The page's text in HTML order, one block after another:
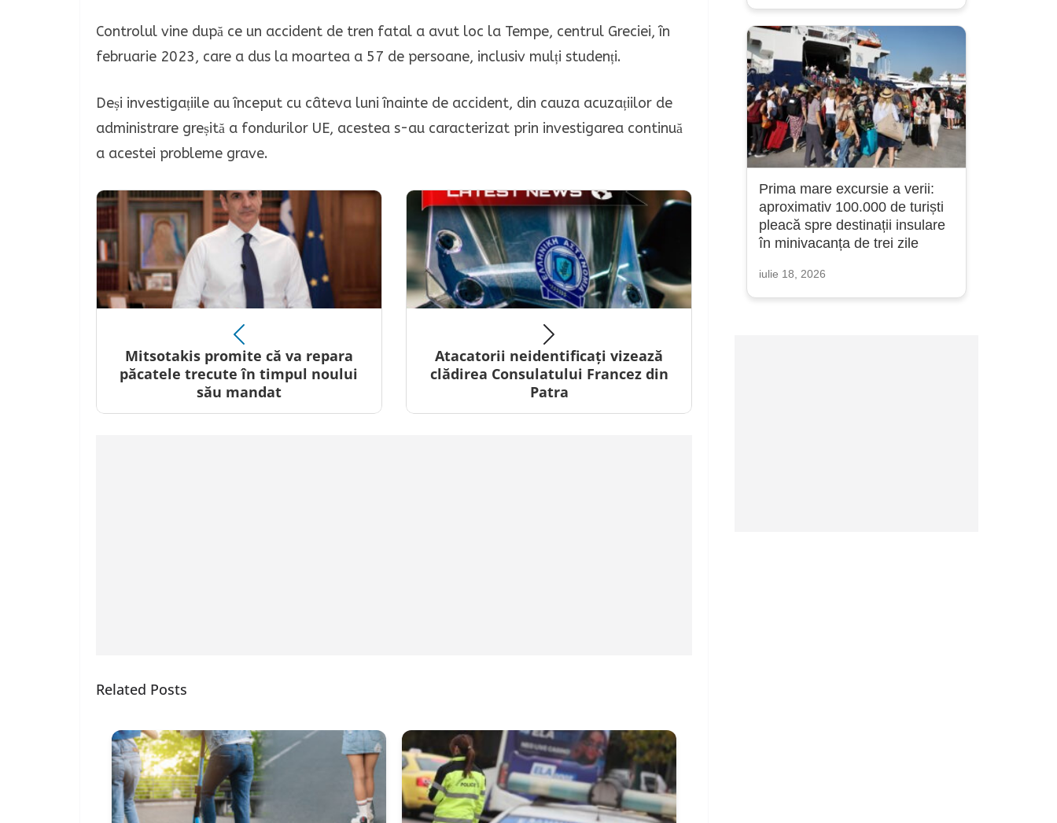
Controlul vine după ce un accident de tren fatal a avut loc la Tempe, centrul Greciei, în
februarie 2023, care a dus la moartea a 57 de persoane, inclusiv mulți studenți.
Deși investigațiile au început cu câteva luni înainte de accident, din cauza acuzațiilor de
administrare greșită a fondurilor UE, acestea s-au caracterizat prin investigarea continuă
a acestei probleme grave.
Mitsotakis promite că va repara
păcatele trecute în timpul noului
său mandat
Atacatorii neidentificați vizează
clădirea Consulatului Francez din
Patra
Related Posts
Prima mare excursie a verii:
aproximativ 100.000 de turiști
pleacă spre destinații insulare
în minivacanța de trei zile
iulie 18, 2026